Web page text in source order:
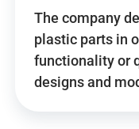
The company
plastic parts in
functionality or
designs and